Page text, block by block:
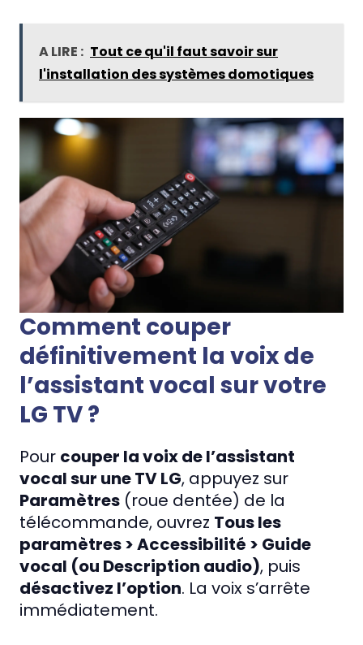
A LIRE : Tout ce qu'il faut savoir sur
l'installation des systèmes domotiques
Comment couper
définitivement la voix de
l’assistant vocal sur votre
LG TV ?
Pour couper la voix de l’assistant
vocal sur une TV LG, appuyez sur
Paramètres (roue dentée) de la
télécommande, ouvrez Tous les
paramètres > Accessibilité > Guide
vocal (ou Description audio), puis
désactivez l’option. La voix s’arrête
immédiatement.